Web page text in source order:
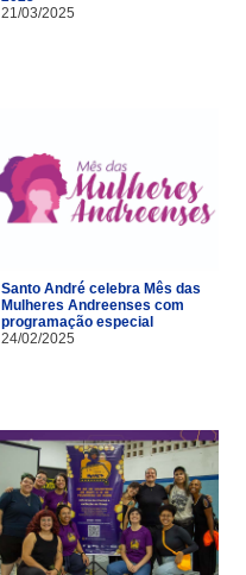
21/03/2025
Santo André celebra Mês das
Mulheres Andreenses com
programação especial
24/02/2025